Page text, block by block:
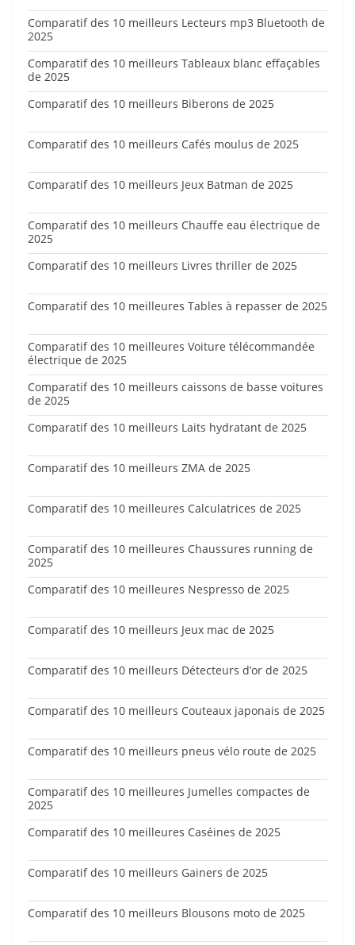
Comparatif des 10 meilleurs Lecteurs mp3 Bluetooth de
2025
Comparatif des 10 meilleurs Tableaux blanc effaçables
de 2025
Comparatif des 10 meilleurs Biberons de 2025
Comparatif des 10 meilleurs Cafés moulus de 2025
Comparatif des 10 meilleurs Jeux Batman de 2025
Comparatif des 10 meilleurs Chauffe eau électrique de
2025
Comparatif des 10 meilleurs Livres thriller de 2025
Comparatif des 10 meilleures Tables à repasser de 2025
Comparatif des 10 meilleures Voiture télécommandée
électrique de 2025
Comparatif des 10 meilleurs caissons de basse voitures
de 2025
Comparatif des 10 meilleurs Laits hydratant de 2025
Comparatif des 10 meilleurs ZMA de 2025
Comparatif des 10 meilleures Calculatrices de 2025
Comparatif des 10 meilleures Chaussures running de
2025
Comparatif des 10 meilleures Nespresso de 2025
Comparatif des 10 meilleurs Jeux mac de 2025
Comparatif des 10 meilleurs Détecteurs d’or de 2025
Comparatif des 10 meilleurs Couteaux japonais de 2025
Comparatif des 10 meilleurs pneus vélo route de 2025
Comparatif des 10 meilleures Jumelles compactes de
2025
Comparatif des 10 meilleures Caséines de 2025
Comparatif des 10 meilleurs Gainers de 2025
Comparatif des 10 meilleurs Blousons moto de 2025